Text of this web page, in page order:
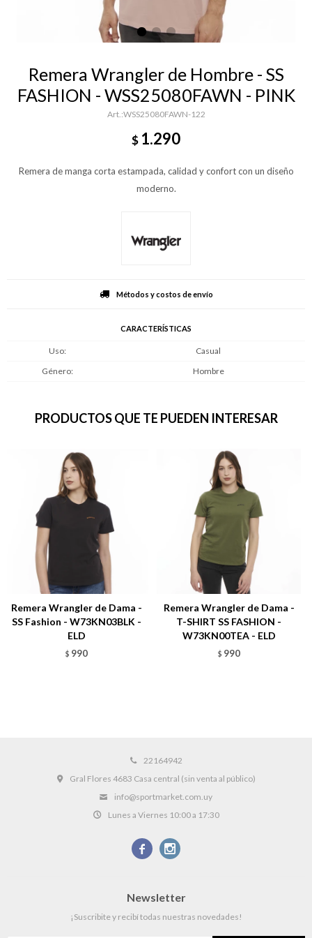
Remera Wrangler de Hombre - SS
FASHION - WSS25080FAWN - PINK
WSS25080FAWN-122
$ 1.290
Remera de manga corta estampada, calidad y confort con un diseño
moderno.
Métodos y costos de envío
CARACTERÍSTICAS
Uso
Casual
Género
Hombre
PRODUCTOS QUE TE PUEDEN INTERESAR
Remera Wrangler de Dama -
SS Fashion - W73KN03BLK -
ELD
$ 990
Remera Wrangler de Dama -
T-SHIRT SS FASHION -
W73KN00TEA - ELD
$ 990
22164942
Gral Flores 4683 Casa central (sin venta al público)
info@sportmarket.com.uy
Lunes a Viernes 10:00 a 17:30
 
Newsletter
¡Suscribite y recibí todas nuestras novedades!